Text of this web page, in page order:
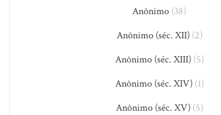
Anônimo (38)
Anônimo (séc. XII)(2)
Anônimo (séc. XIII)(5)
Anônimo (séc. XIV)(1)
Anônimo (séc. XV)(5)